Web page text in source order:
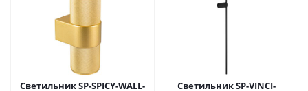
Светильник SP-SPICY-WALL-
Светильник SP-VINCI-